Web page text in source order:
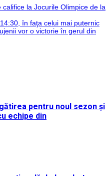
la Jocurile Olimpice de la
în faţa celui mai puternic
vor o victorie în gerul din
pentru noul sezon și
echipe din